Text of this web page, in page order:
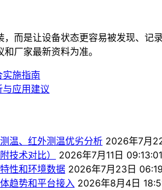
而是让设备状态更容易被发现、
厂家最新资料为准。
施指南
应用建议
温、红外测温优劣分析 2026年7月
技术对比）
2026年7月11日 09:13:01
性和环境数据 2026年7月23日
趋势和平台接入 2026年8月4日